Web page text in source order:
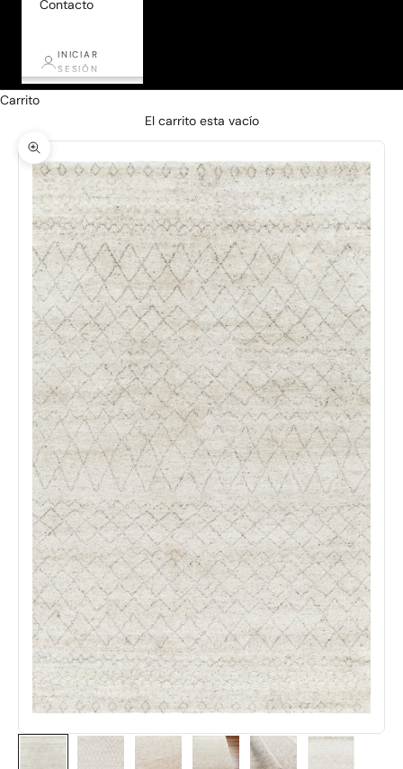
Contacto
INICIAR
SESIÓN
Carrito
El carrito esta vacío
Zoom